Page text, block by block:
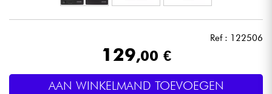
Licht
Ref : 122506
129,00 €
AAN WINKELMAND TOEVOEGEN